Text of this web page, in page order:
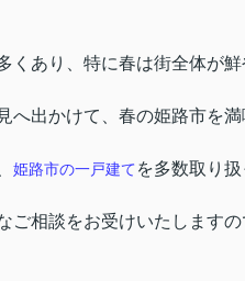
くあり、特に春は街全体が鮮
へ出かけて、春の姫路市を満
姫路市の一戸建てを多数取り扱
ご相談をお受けいたします